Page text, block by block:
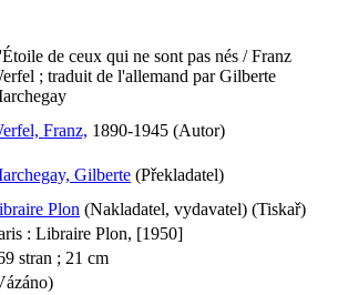
de ceux qui ne sont pas nés / Franz
; traduit de l'allemand par Gilberte
Franz, 1890-1945 (Autor)
Gilberte (Překladatel)
Plon (Nakladatel, vydavatel) (Tiskař)
: Libraire Plon, [1950]
stran ; 21 cm